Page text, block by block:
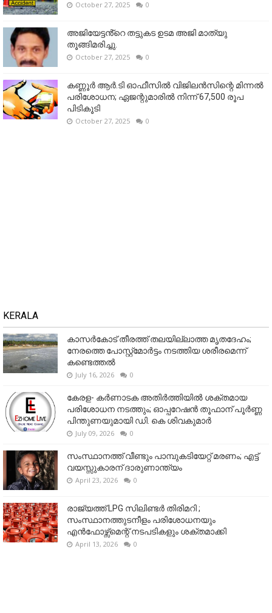
October 27, 2025 0
അജിയേട്ടൻ്റെ തട്ടുകട ഉടമ അജി മാത്യു
തൂങ്ങിമരിച്ചു.
October 27, 2025 0
കണ്ണൂര്‍ ആര്‍.ടി ഓഫീസില്‍ വിജിലൻസിന്റെ മിന്നല്‍
പരിശോധന; ഏജന്റുമാരില്‍ നിന്ന് 67,500 രൂപ
പിടികൂടി
October 27, 2025 0
KERALA
കാസർകോട് തീരത്ത് തലയില്ലാത്ത മൃതദേഹം;
നേരത്തെ പോസ്റ്റ്‌മോർട്ടം നടത്തിയ ശരീരമെന്ന്
കണ്ടെത്തൽ
July 16, 2026 0
കേരള- കർണാടക അതിർത്തിയിൽ ശക്തമായ
പരിശോധന നടത്തും; ഓപ്പറേഷൻ തൂഫാന് പൂർണ്ണ
പിന്തുണയുമായി ഡി. കെ ശിവകുമാർ
July 09, 2026 0
സംസ്ഥാനത്ത് വീണ്ടും പാമ്പുകടിയേറ്റ് മരണം; എട്ട്
വയസ്സുകാരന് ദാരുണാന്ത്യം
April 23, 2026 0
രാജ്യത്ത് LPG സിലിണ്ടർ തിരിമറി ;
സംസ്ഥാനത്തുടനീളം പരിശോധനയും
എൻഫോഴ്സ്മെന്റ് നടപടികളും ശക്തമാക്കി
April 13, 2026 0